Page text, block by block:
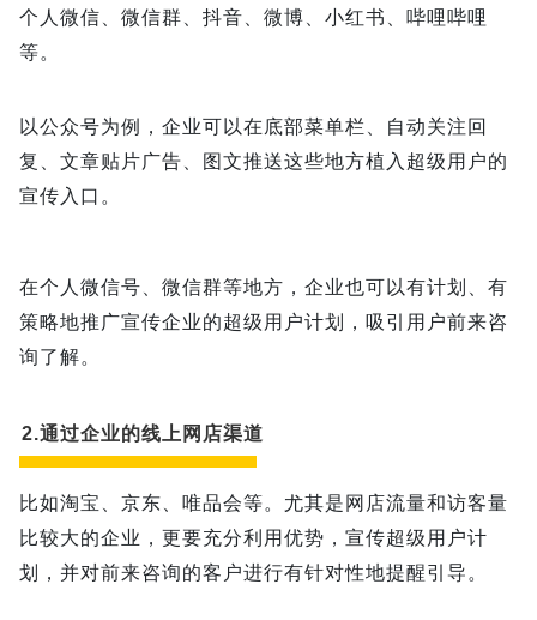
个人微信、微信群、抖音、微博、小红书、哔哩哔哩
等。
以公众号为例，企业可以在底部菜单栏、自动关注回
复、文章贴片广告、图文推送这些地方植入超级用户的
宣传入口。
在个人微信号、微信群等地方，企业也可以有计划、有
策略地推广宣传企业的超级用户计划，吸引用户前来咨
询了解。
2.通过企业的线上网店渠道
比如淘宝、京东、唯品会等。尤其是网店流量和访客量
比较大的企业，更要充分利用优势，宣传超级用户计
划，并对前来咨询的客户进行有针对性地提醒引导。